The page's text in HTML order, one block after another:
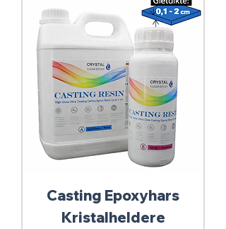
Casting Epoxyhars
Kristalheldere